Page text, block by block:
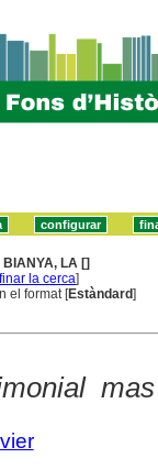
BIANYA, LA []
la cerca]
el format [Estàndard]